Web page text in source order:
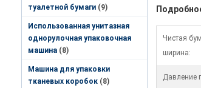
туалетной бумаги (9)
Использованная унитазная
однорулочная упаковочная
машина (8)
Машина для упаковки
тканевых коробок (8)
Чистая
ширина:
Давление